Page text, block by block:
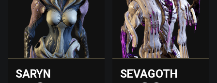
SARYN SEVAGOTH